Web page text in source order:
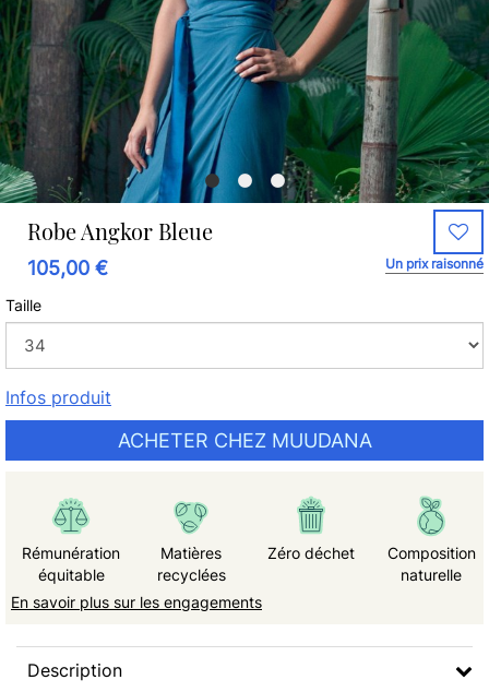
Robe Angkor Bleue
105,00 € Un prix raisonné
Taille
Infos produit
ACHETER CHEZ MUUDANA
Rémunération
équitable
Matières
recyclées
Zéro déchet
Composition
naturelle
En savoir plus sur les engagements
Description